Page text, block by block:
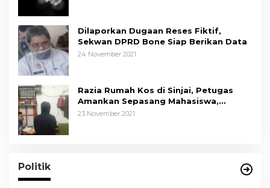
Dilaporkan Dugaan Reses Fiktif,
Sekwan DPRD Bone Siap Berikan Data
24 November 2021
Razia Rumah Kos di Sinjai, Petugas
Amankan Sepasang Mahasiswa,
Mengaku Berpacaran
23 November 2021
Politik